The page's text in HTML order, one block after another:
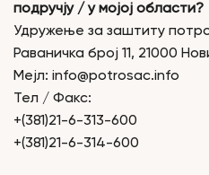
подручју / у мојој области?
Удружење за заштиту
Раваничка број 11, 21000
Мејл: info@potrosac.info
Тел / Факс:
+(381)21-6-313-600
+(381)21-6-314-600